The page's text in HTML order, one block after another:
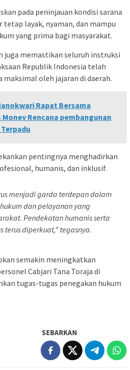
pada peninjauan kondisi sarana
tetap layak, nyaman, dan mampu
yang prima bagi masyarakat.
juga memastikan seluruh instruksi
Republik Indonesia telah
oleh jajaran di daerah.
Rapat Bersama
Rencana pembangunan
pentingnya menghadirkan
humanis, dan inklusif.
menjadi garda terdepan dalam
dan pelayanan yang
Pendekatan humanis serta
terus diperkuat,” tegasnya.
semakin meningkatkan
Cabjari Tana Toraja di
tugas-tugas penegakan hukum
SEBARKAN